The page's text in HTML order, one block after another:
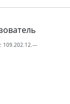
109.202.12.---